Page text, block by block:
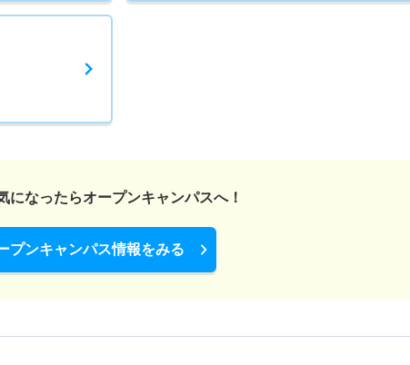
になったらオープンキャンパスへ！
プンキャンパス情報をみる